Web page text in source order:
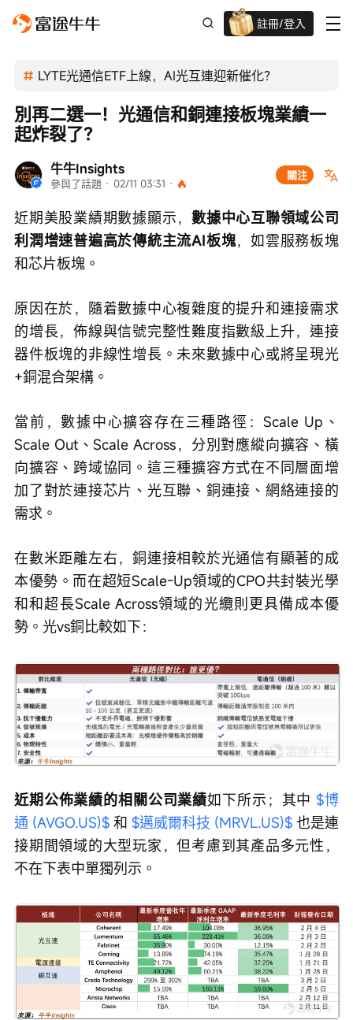
註冊/登入
高達過千蚊獎賞
LYTE光通信ETF上線，AI光互連迎新催化？
牛牛Insights
參與了話題 · 02/11 03:31 ·
關注
別再二選一！光通信和銅連接板塊業績一
起炸裂了？
近期美股業績期數據顯示，數據中心互聯領域公司
利潤增速普遍高於傳統主流AI板塊，如雲服務板塊
和芯片板塊。
原因在於，隨着數據中心複雜度的提升和連接需求
的增長，佈線與信號完整性難度指數級上升，連接
器件板塊的非線性增長。未來數據中心或將呈現光
+銅混合架構。
當前，數據中心擴容存在三種路徑：Scale Up、
Scale Out、Scale Across，分別對應縱向擴容、橫
向擴容、跨域協同。這三種擴容方式在不同層面增
加了對於連接芯片、光互聯、銅連接、網絡連接的
需求。
在數米距離左右，銅連接相較於光通信有顯著的成
本優勢。而在超短Scale-Up領域的CPO共封裝光學
和和超長Scale Across領域的光纜則更具備成本優
勢。光vs銅比較如下：
近期公佈業績的相關公司業績如下所示；其中 $博
通 (AVGO.US)$ 和 $邁威爾科技 (MRVL.US)$ 也是連
接期間領域的大型玩家，但考慮到其產品多元性，
不在下表中單獨列示。